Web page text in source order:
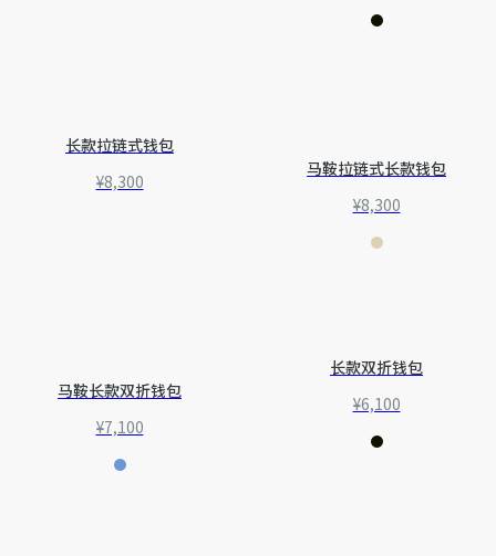
长款拉链式钱包
¥8,300
马鞍拉链式长款钱包
¥8,300
马鞍长款双折钱包
¥7,100
长款双折钱包
¥6,100